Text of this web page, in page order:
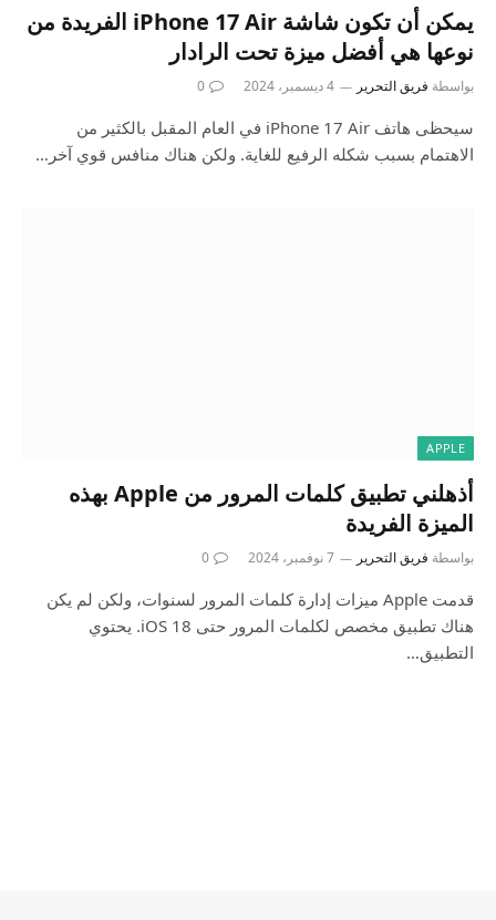
يمكن أن تكون شاشة iPhone 17 Air الفريدة من
نوعها هي أفضل ميزة تحت الرادار
بواسطة فريق التحرير 4 ديسمبر، 2024 0
سيحظى هاتف iPhone 17 Air في العام المقبل بالكثير من
الاهتمام بسبب شكله الرفيع للغاية. ولكن هناك منافس قوي آخر…
APPLE
أذهلني تطبيق كلمات المرور من Apple بهذه
الميزة الفريدة
بواسطة فريق التحرير 7 نوفمبر، 2024 0
قدمت Apple ميزات إدارة كلمات المرور لسنوات، ولكن لم يكن
هناك تطبيق مخصص لكلمات المرور حتى iOS 18. يحتوي
التطبيق…